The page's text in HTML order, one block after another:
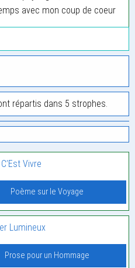
avec mon coup de coeur
répartis dans 5 strophes.
Vivre
Poème sur le Voyage
Lumineux
Prose pour un Hommage